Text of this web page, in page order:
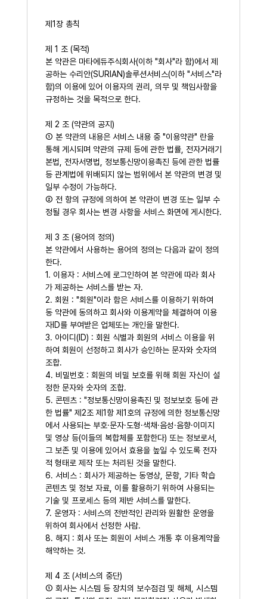
제1장 총칙
제 1 조 (목적)
본 약관은 마타에듀주식회사(이하 "회사"라 함)에서 제
공하는 수리안(SURIAN)솔루션서비스(이하 "서비스"라
함)의 이용에 있어 이용자의 권리, 의무 및 책임사항을
규정하는 것을 목적으로 한다.
제 2 조 (약관의 공지)
① 본 약관의 내용은 서비스 내용 중 "이용약관" 란을
통해 게시되며 약관의 규제 등에 관한 법률, 전자거래기
본법, 전자서명법, 정보통신망이용촉진 등에 관한 법률
등 관계법에 위배되지 않는 범위에서 본 약관의 변경 및
일부 수정이 가능하다.
② 전 항의 규정에 의하여 본 약관이 변경 또는 일부 수
정될 경우 회사는 변경 사항을 서비스 화면에 게시한다.
제 3 조 (용어의 정의)
본 약관에서 사용하는 용어의 정의는 다음과 같이 정의
한다.
1. 이용자 : 서비스에 로그인하여 본 약관에 따라 회사
가 제공하는 서비스를 받는 자.
2. 회원 : "회원"이라 함은 서비스를 이용하기 위하여
동 약관에 동의하고 회사와 이용계약을 체결하여 이용
자ID를 부여받은 업체또는 개인을 말한다.
3. 아이디(ID) : 회원 식별과 회원의 서비스 이용을 위
하여 회원이 선정하고 회사가 승인하는 문자와 숫자의
조합.
4. 비밀번호 : 회원의 비밀 보호를 위해 회원 자신이 설
정한 문자와 숫자의 조합.
5. 콘텐츠 : "정보통신망이용촉진 및 정보보호 등에 관
한 법률" 제2조 제1항 제1호의 규정에 의한 정보통신망
에서 사용되는 부호·문자·도형·색채·음성·음향·이미지
및 영상 등(이들의 복합체를 포함한다) 또는 정보로서,
그 보존 및 이용에 있어서 효용을 높일 수 있도록 전자
적 형태로 제작 또는 처리된 것을 말한다.
6. 서비스 : 회사가 제공하는 동영상, 문항, 기타 학습
콘텐츠 및 정보 자료, 이를 활용하기 위하여 사용되는
기술 및 프로세스 등의 제반 서비스를 말한다.
7. 운영자 : 서비스의 전반적인 관리와 원활한 운영을
위하여 회사에서 선정한 사람.
8. 해지 : 회사 또는 회원이 서비스 개통 후 이용계약을
해약하는 것.
제 4 조 (서비스의 중단)
① 회사는 시스템 등 장치의 보수점검 및 해체, 시스템